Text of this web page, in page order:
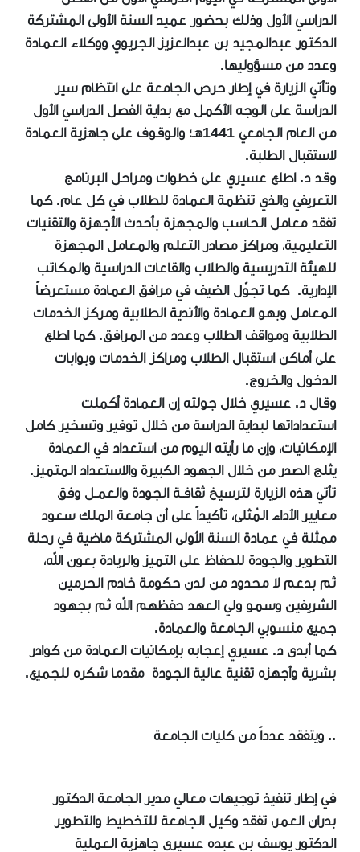
الدراسي الأول وذلك بحضور عميد السنة الأولى المشتركة
الدكتور عبدالمجيد بن عبدالعزيز الجريوي ووكلاء العمادة
وعدد من مسؤوليها.
وتأتي الزيارة في إطار حرص الجامعة على انتظام سير
الدراسة على الوجه الأكمل مع بداية الفصل الدراسي الأول
من العام الجامعي 1441هـ؛ والوقوف على جاهزية العمادة
لاستقبال الطلبة.
وقد د. اطلع عسيري على خطوات ومراحل البرنامج
التعريفي والذي تنظمة العمادة للطلاب في كل عام. كما
تفقد معامل الحاسب والمجهزة بأحدث الأجهزة والتقنيات
التعليمية، ومراكز مصادر التعلم والمعامل المجهزة
للهيئة التدريسية والطلاب والقاعات الدراسية والمكاتب
الإدارية. كما تجوّل الضيف في مرافق العمادة مستعرضاً
المعامل وبهو العمادة والأندية الطلابية ومركز الخدمات
الطلابية ومواقف الطلاب وعدد من المرافق. كما اطلع
على أماكن استقبال الطلاب ومراكز الخدمات وبوابات
الدخول والخروج.
وقال د. عسيري خلال جولته إن العمادة أكملت
استعداداتها لبداية الدراسة من خلال توفير وتسخير كامل
الإمكانيات، وإن ما رأيته اليوم من استعداد في العمادة
يثلج الصدر من خلال الجهود الكبيرة والاستعداد المتميز.
تأتي هذه الزيارة لترسيخ ثقافـة الجودة والعمـل وفق
معايير الأداء المُثلى، تأكيداً على أن جامعة الملك سعود
ممثلة في عمادة السنة الأولى المشتركة ماضية في رحلة
التطوير والجودة للحفاظ على التميز والريادة بعون الله،
ثم بدعم لا محدود من لدن حكومة خادم الحرمين
الشريفين وسمو ولي العهد حفظهم الله ثم بجهود
جميع منسوبي الجامعة والعمادة.
كما أبدى د. عسيري إعجابه بإمكانيات العمادة من كوادر
بشرية وأجهزه تقنية عالية الجودة مقدما شكره للجميع.
.. ويتفقد عدداً من كليات الجامعة
في إطار تنفيذ توجيهات معالي مدير الجامعة الدكتور
بدران العمر، تفقد وكيل الجامعة للتخطيط والتطوير
الدكتور يوسف بن عبده عسيري جاهزية العملية